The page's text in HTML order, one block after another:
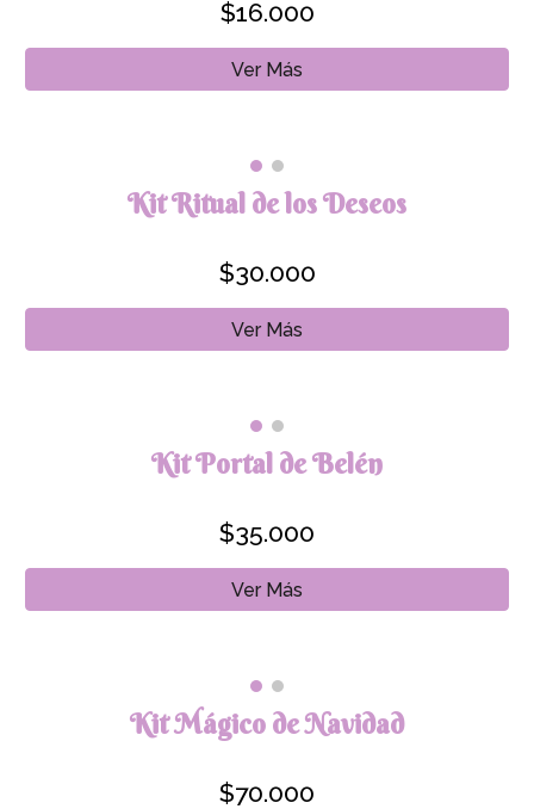
$16.000
Ver Más
Kit Ritual de los Deseos
$30.000
Ver Más
Kit Portal de Belén
$35.000
Ver Más
Kit Mágico de Navidad
$70.000